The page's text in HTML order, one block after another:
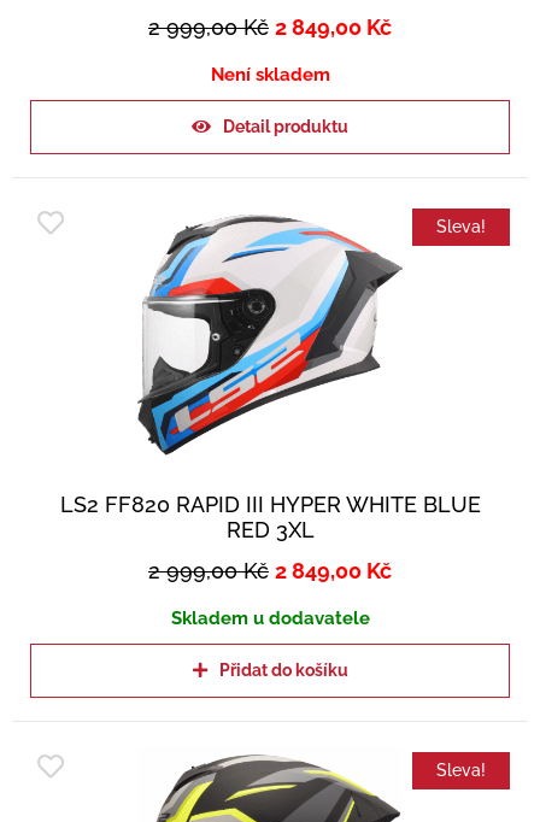
2 999,00Kč 2 849,00 Kč
Není skladem
Detail produktu
Sleva!
LS2 FF820 RAPID III HYPER WHITE BLUE
RED 3XL
2 999,00Kč 2 849,00 Kč
Skladem u dodavatele
Přidat do košíku
Sleva!